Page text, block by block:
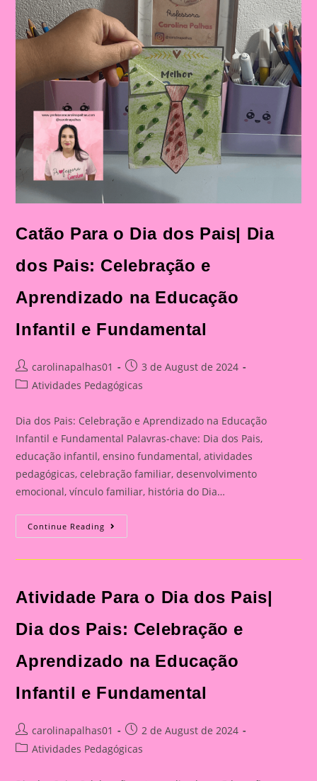
Catão Para o Dia dos Pais| Dia
dos Pais: Celebração e
Aprendizado na Educação
Infantil e Fundamental
Post
author:
carolinapalhas01
Post
published:
3 de August de 2024
PostAtividades Pedagógicas
Dia dos Pais: Celebração e Aprendizado na Educação
Infantil e Fundamental Palavras-chave: Dia dos Pais,
educação infantil, ensino fundamental, atividades
pedagógicas, celebração familiar, desenvolvimento
emocional, vínculo familiar, história do Dia…
Continue Reading Catão
Para
Dia
Dos
Pais:
E
Aprendizado
Educação
Infantil
Fundamental
Atividade Para o Dia dos Pais|
Dia dos Pais: Celebração e
Aprendizado na Educação
Infantil e Fundamental
Post
author:
carolinapalhas01
Post
published:
2 de August de 2024
PostAtividades Pedagógicas